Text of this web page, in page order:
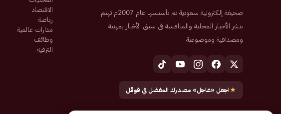
صحيفة إلكترونية سعودية تم تأسيسها عام 2007م تهتم
بنشر الأخبار المحلية والمنافسة في سبق الأخبار بمهنية
ومصداقية وموضوعية
★اجعل «عاجل» مصدرك المفضل في قوقل
الاقتصاد
رياضة
مدارات عالمية
وظائف
الترفيه